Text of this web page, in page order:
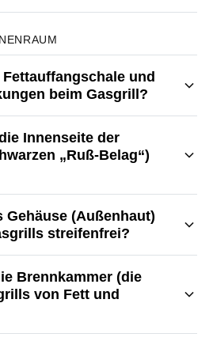
und
beim Gasgrill?
Innenseite der
„Ruß-Belag“)
Gehäuse (Außenhaut)
streifenfrei?
Brennkammer (die
von Fett und